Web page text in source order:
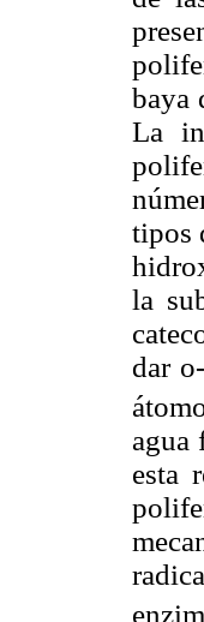
baya
La
tipos
la
dar
agua
esta